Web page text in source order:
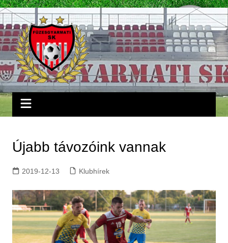
Skip
to
content
Újabb távozóink vannak
2019-12-13 Klubhírek